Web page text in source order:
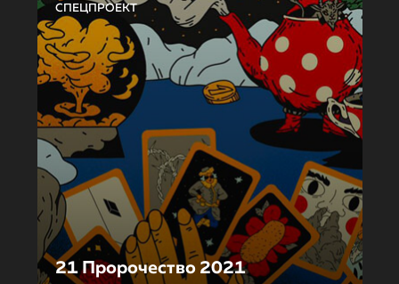
СПЕЦПРОЕКТ
21 Пророчество 2021